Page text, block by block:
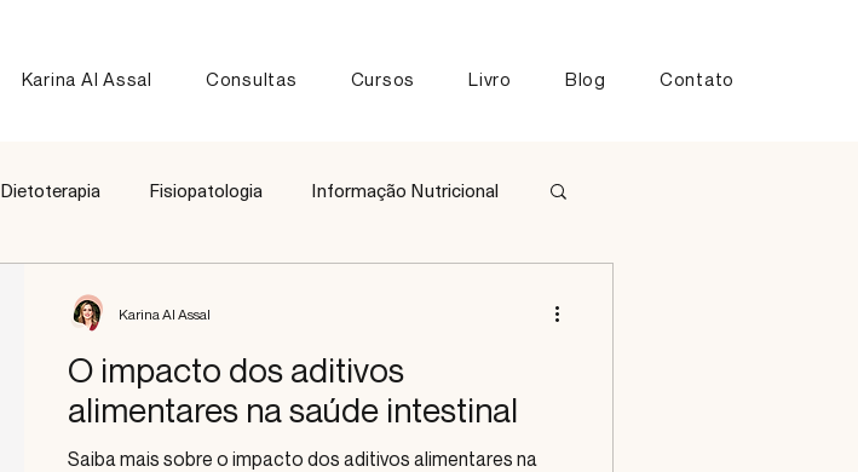
Karina Al Assal Consultas Cursos Livro Blog Contato
Dietoterapia Fisiopatologia Informação Nutricional
O impacto dos aditivos
alimentares na saúde intestinal
Saiba mais sobre o impacto dos aditivos alimentares na
Karina Al Assal